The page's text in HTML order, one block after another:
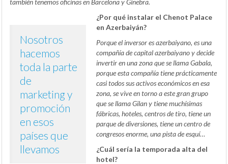
Nosotros
hacemos
toda la parte
de
marketing y
promoción
en esos
países que
llevamos
¿Por qué instalar el Chenot Palace
en Azerbaiyán?
Porque el inversor es azerbaiyano, es una
compañía de capital azerbaiyano y decide
invertir en una zona que se llama Gabala,
porque esta compañía tiene prácticamente
casi todos sus activos económicos en esa
zona, se vive en torno a este gran grupo
que se llama Gilan y tiene muchísimas
fábricas, hoteles, centros de tiro, tiene un
parque de diversiones, tiene un centro de
congresos enorme, una pista de esquí…
¿Cuál sería la temporada alta del
hotel?